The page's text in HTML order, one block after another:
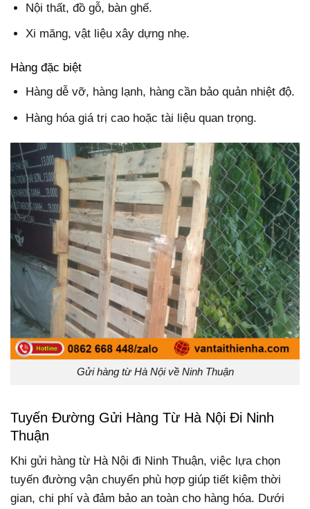
Nội thất, đồ gỗ, bàn ghế.
Xi măng, vật liệu xây dựng nhẹ.
Hàng đặc biệt
Hàng dễ vỡ, hàng lạnh, hàng cần bảo quản nhiệt độ.
Hàng hóa giá trị cao hoặc tài liệu quan trọng.
Gửi hàng từ Hà Nội về Ninh Thuận
Tuyến Đường Gửi Hàng Từ Hà Nội Đi Ninh
Thuận
Khi gửi hàng từ Hà Nội đi Ninh Thuận, việc lựa chọn
tuyến đường vận chuyển phù hợp giúp tiết kiệm thời
gian, chi phí và đảm bảo an toàn cho hàng hóa. Dưới